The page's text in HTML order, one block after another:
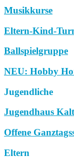
Musikkurse
Eltern-Kind-
Ballspielgruppe
NEU: Hobby
Jugendliche
Jugendhaus
Offene
Eltern